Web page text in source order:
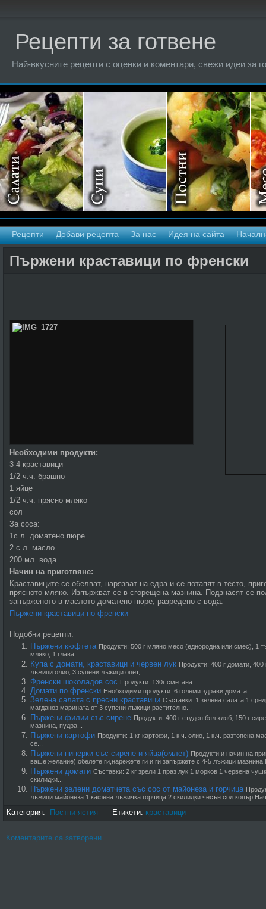
Рецепти за готвене
Най-вкусните рецепти с оценки и коментари, свежи идеи за
Рецепти Добави рецепта За нас Идея на сайта
Пържени краставици по френски
Необходими продукти:
3-4 краставици
1/2 ч.ч. брашно
1 яйце
1/2 ч.ч. прясно мляко
сол
За соса:
1с.л. доматено пюре
2 с.л. масло
200 мл. вода
Начин на приготвяне:
Краставиците се обелват, нарязват на едра и се потапят в тесто,
прясното мляко. Изпържват се в сгорещена мазнина. Подзнасят се
запърженото в маслото доматено пюре, разредено с вода.
Пържени краставици по френски
Подобни рецепти:
Пържени кюфтета Продукти: 500 г мляно месо (еднородна или смес), 1
мляко, 1 глава...
Купа с домати, краставици и червен лук Продукти: 400 г домати, 400
лъжици олио, 3 супени лъжици оцет,...
Френски шоколадов сос Продукти: 130г сметана...
Домати по френски Необходими продукти: 6 големи здрави домата...
Зелена салата с пресни краставици Съставки: 1 зелена салата 1
магданоз марината от 3 супени лъжици растително...
Пържени филии със сирене Продукти: 400 г студен бял хляб, 150 г
мазнина, пудра...
Пържени картофи Продукти: 1 кг картофи, 1 к.ч. олио, 1 к.ч. разтопена
се...
Пържени пиперки със сирене и яйца(омлет) Продукти и начин на
ваше желание),обелете ги,нарежете ги и ги запържете с 4-5 лъжици
Пържени домати Съставки: 2 кг зрели 1 праз лук 1 морков 1 червена
скилидки...
Пържени зелени доматчета със сос от майонеза и горчица
лъжици майонеза 1 кафена лъжичка горчица 2 скилидки чесън сол копър
Категория:
Постни ястия Етикети: краставици
Коментарите са затворени.